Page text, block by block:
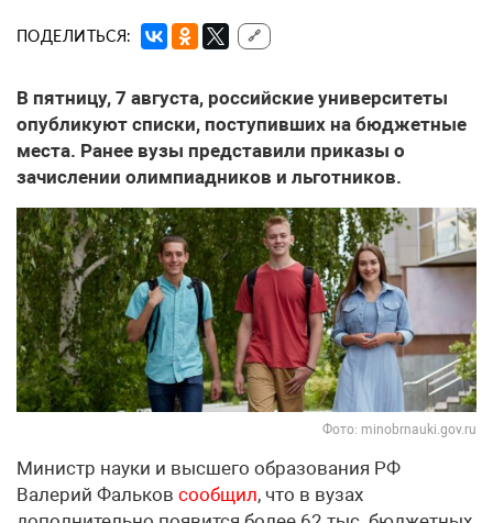
ПОДЕЛИТЬСЯ: 🔗
В пятницу, 7 августа, российские университеты
опубликуют списки, поступивших на бюджетные
места. Ранее вузы представили приказы о
зачислении олимпиадников и льготников.
Фото: minobrnauki.gov.ru
Министр науки и высшего образования РФ
Валерий Фальков сообщил, что в вузах